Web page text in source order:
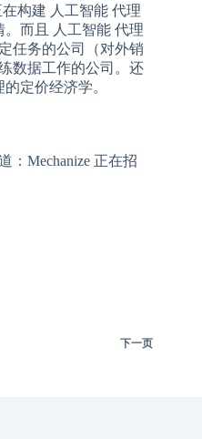
在构建 人工智能 代理
而且
人工智能 代理
任务的公司（对外销
数据工作的公司。还
的定价经济学。
：Mechanize 正在招
下一页